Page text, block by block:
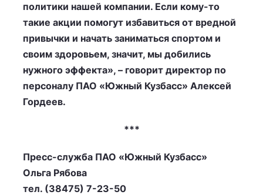
политики нашей компании. Если кому-то
такие акции помогут избавиться от вредной
привычки и начать заниматься спортом и
своим здоровьем, значит, мы добились
нужного эффекта», – говорит директор по
персоналу ПАО «Южный Кузбасс» Алексей
Гордеев.
***
Пресс-служба ПАО «Южный Кузбасс»
Ольга Рябова
тел. (38475) 7-23-50